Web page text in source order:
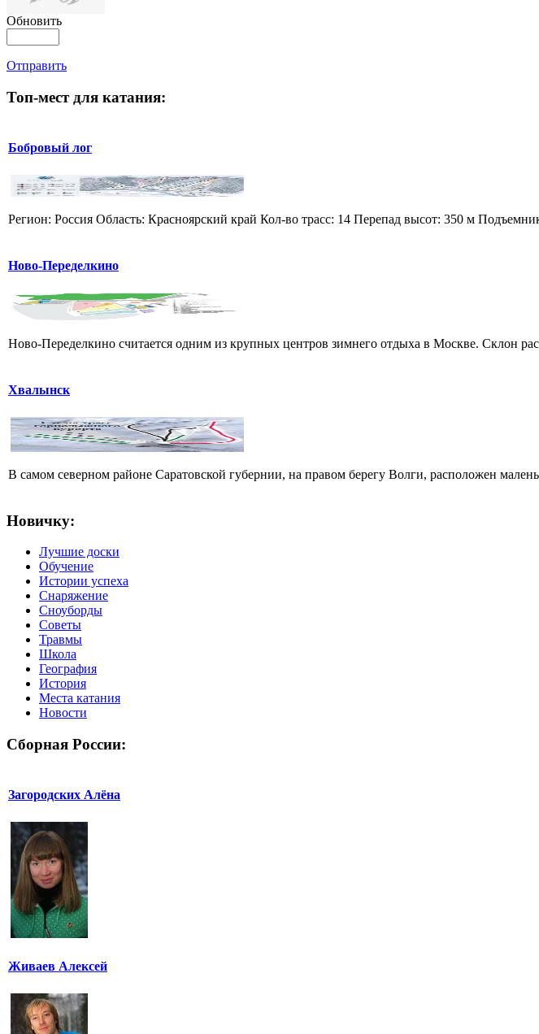
Обновить
Отправить
Топ-мест для катания:
Бобровый лог
Регион: Россия Область: Красноярский край Кол-во трасс: 14 Перепад высот: 350 м
Ново-Переделкино
Ново-Переделкино считается одним из крупных центров зимнего отдыха в Москве. Склон
Хвалынск
В самом северном районе Саратовской губернии, на правом берегу Волги, расположен
Новичку:
Лучшие доски
Обучение
Истории успеха
Снаряжение
Сноуборды
Советы
Травмы
Школа
География
История
Места катания
Новости
Сборная России:
Загородских Алёна
Живаев Алексей